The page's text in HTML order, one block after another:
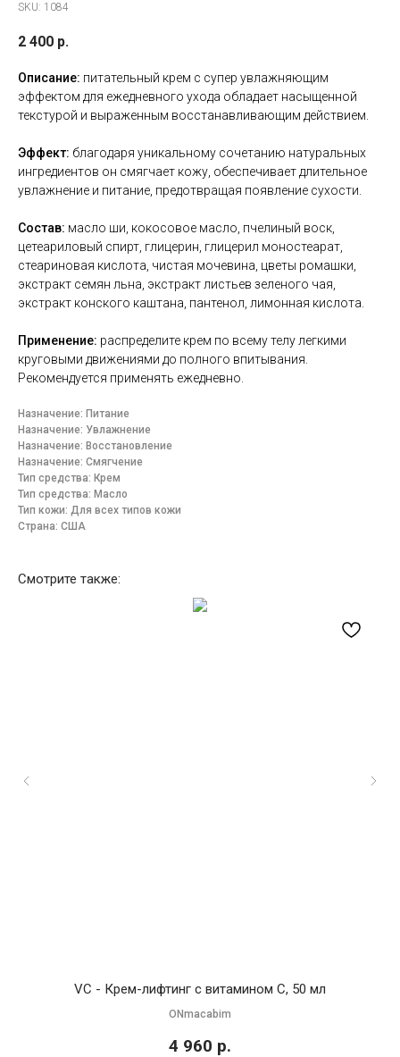
SKU: 1084
2 400 р.
Описание: питательный крем с супер увлажняющим
эффектом для ежедневного ухода обладает насыщенной
текстурой и выраженным восстанавливающим действием.
Эффект: благодаря уникальному сочетанию натуральных
ингредиентов он смягчает кожу, обеспечивает длительное
увлажнение и питание, предотвращая появление сухости.
Состав: масло ши, кокосовое масло, пчелиный воск,
цетеариловый спирт, глицерин, глицерил моностеарат,
стеариновая кислота, чистая мочевина, цветы ромашки,
экстракт семян льна, экстракт листьев зеленого чая,
экстракт конского каштана, пантенол, лимонная кислота.
Применение: распределите крем по всему телу легкими
круговыми движениями до полного впитывания.
Рекомендуется применять ежедневно.
Назначение: Питание
Назначение: Увлажнение
Назначение: Восстановление
Назначение: Смягчение
Тип средства: Крем
Тип средства: Масло
Тип кожи: Для всех типов кожи
Страна: США
Смотрите также:
VC - Крем-лифтинг с витамином С, 50 мл
ONmacabim
4 960 р.